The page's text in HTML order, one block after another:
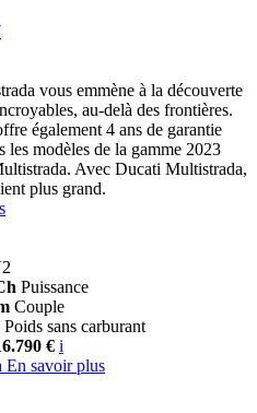
vous emmène à la découverte
au-delà des frontières.
également 4 ans de garantie
les modèles de la gamme 2023
Avec Ducati Multistrada,
plus grand.
Puissance
Couple
Poids sans carburant
€ i
En savoir plus